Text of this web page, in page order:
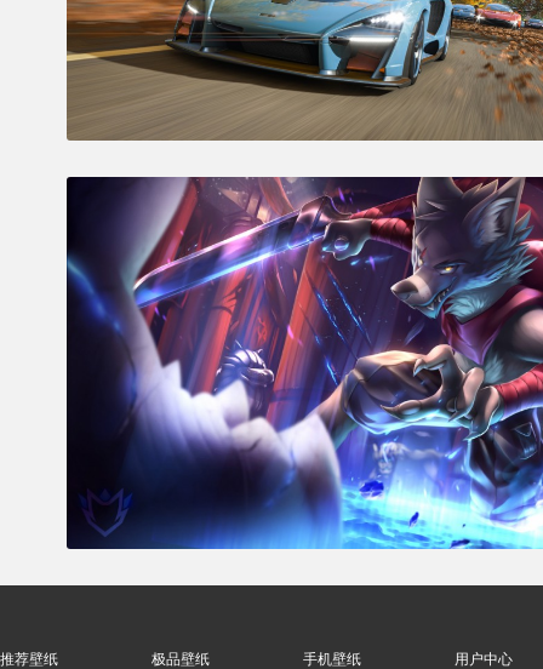
推荐壁纸 极品壁纸 手机壁纸 用户中心